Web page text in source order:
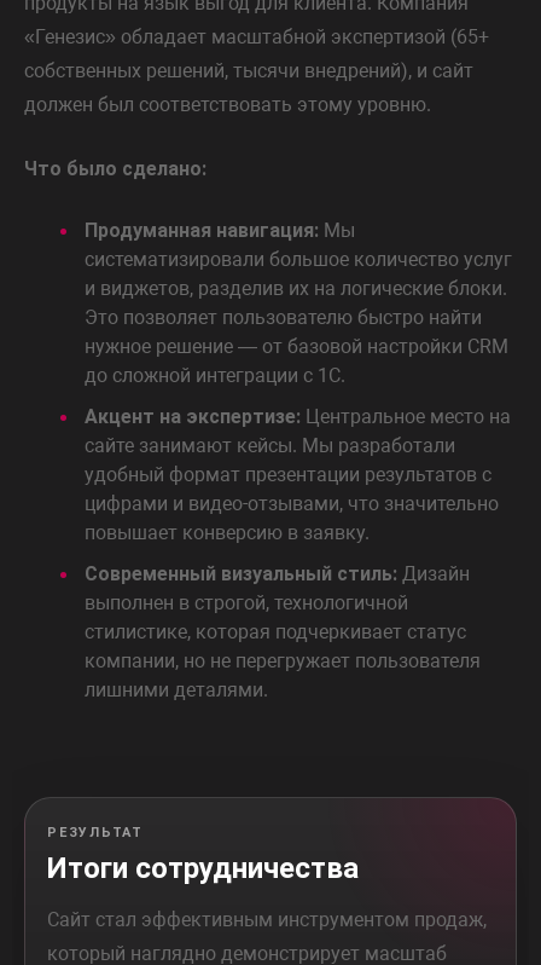
«Генезис» обладает масштабной экспертизой (65+
собственных решений, тысячи внедрений), и сайт
должен был соответствовать этому уровню.
Что было сделано:
Продуманная навигация: Мы
систематизировали большое количество услуг
и виджетов, разделив их на логические блоки.
Это позволяет пользователю быстро найти
нужное решение — от базовой настройки CRM
до сложной интеграции с 1С.
Акцент на экспертизе: Центральное место на
сайте занимают кейсы. Мы разработали
удобный формат презентации результатов с
цифрами и видео-отзывами, что значительно
повышает конверсию в заявку.
Современный визуальный стиль: Дизайн
выполнен в строгой, технологичной
стилистике, которая подчеркивает статус
компании, но не перегружает пользователя
лишними деталями.
РЕЗУЛЬТАТ
Итоги сотрудничества
Сайт стал эффективным инструментом продаж,
который наглядно демонстрирует масштаб